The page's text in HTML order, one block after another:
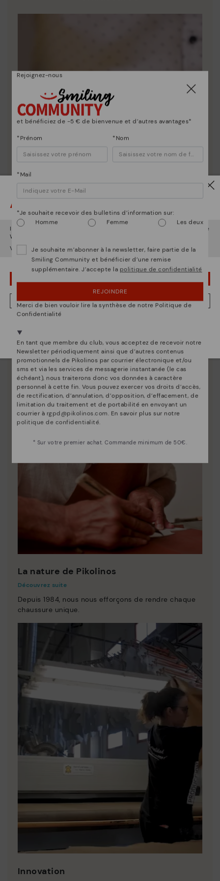
Entretien des chaussures
Découvrez suite
Nous vous donnons les clés pour nettoyer et
entretenir vos chaussures Pikolinos afin qu'elles
restent aussi belles qu'au premier jour.
La nature de Pikolinos
Découvrez suite
Depuis 1984, nous nous efforçons de rendre chaque
chaussure unique.
Innovation
Attention !
Il semble que vous êtes enÉtats-Unis
et vous allez accéder au site
Web de
Voulez-vous aller sur le site Web deÉtats-Unis?
NON, JE VEUX ALLER SUR LE SITE WEB DU BELGIQUE
Rejoignez-nous
et bénéficiez de -5 € de bienvenue et d’autres avantages*
*Prénom *Nom
*Mail
*Je souhaite recevoir des bulletins d’information sur:
Homme
Femme Les deux
Je souhaite m’abonner à la newsletter, faire partie de la
Smiling Community et bénéficier d’une remise
supplémentaire. J’accepte la politique de confidentialité
REJOINDRE
Merci de bien vouloir lire la synthèse de notre Politique de
Confidentialité
En tant que membre du club, vous acceptez de recevoir notre
Newsletter périodiquement ainsi que d’autres contenus
promotionnels de Pikolinos par courrier électronique et/ou
sms et via les services de messagerie instantanée (le cas
échéant), nous traiterons donc vos données à caractère
personnel à cette fin. Vous pouvez exercer vos droits d’accès,
de rectification, d’annulation, d’opposition, d’effacement, de
limitation du traitement et de portabilité en envoyant un
courrier à rgpd@pikolinos.com. En savoir plus sur notre
politique de confidentialité.
* Sur votre premier achat. Commande minimum de 50€.